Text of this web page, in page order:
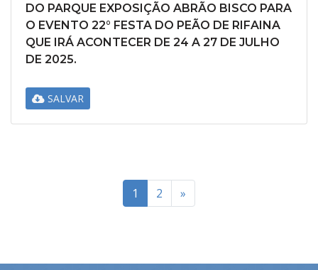
DO PARQUE EXPOSIÇÃO ABRÃO BISCO PARA
O EVENTO 22° FESTA DO PEÃO DE RIFAINA
QUE IRÁ ACONTECER DE 24 A 27 DE JULHO
DE 2025.
SALVAR
1 2 »